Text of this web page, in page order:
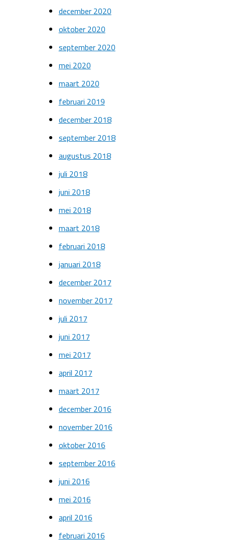
december 2020
oktober 2020
september 2020
mei 2020
maart 2020
februari 2019
december 2018
september 2018
augustus 2018
juli 2018
juni 2018
mei 2018
maart 2018
februari 2018
januari 2018
december 2017
november 2017
juli 2017
juni 2017
mei 2017
april 2017
maart 2017
december 2016
november 2016
oktober 2016
september 2016
juni 2016
mei 2016
april 2016
februari 2016